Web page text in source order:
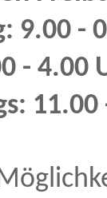
9.00 -
- 4.00
11.00